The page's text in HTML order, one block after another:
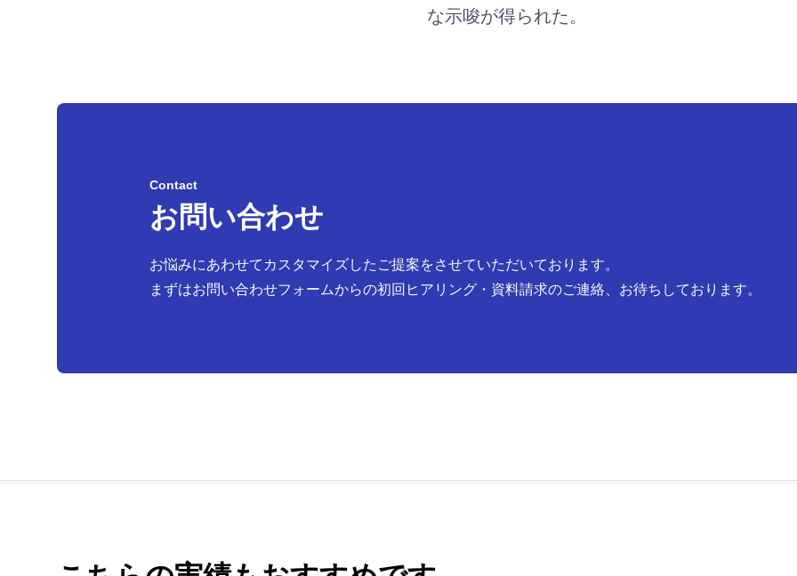
な示唆が得られた。
Contact
お問い合わせ
お悩みにあわせてカスタマイズしたご提案をさせていただいております。
まずはお問い合わせフォームからの初回ヒアリング・資料請求のご連絡、お待ちしております。